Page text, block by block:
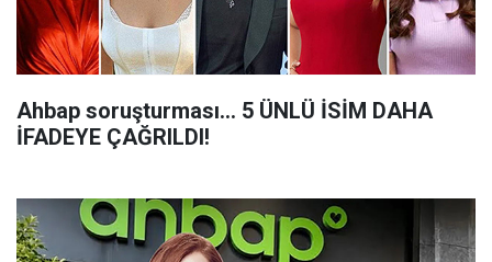
Ahbap soruşturması... 5 ÜNLÜ İSİM DAHA
İFADEYE ÇAĞRILDI!